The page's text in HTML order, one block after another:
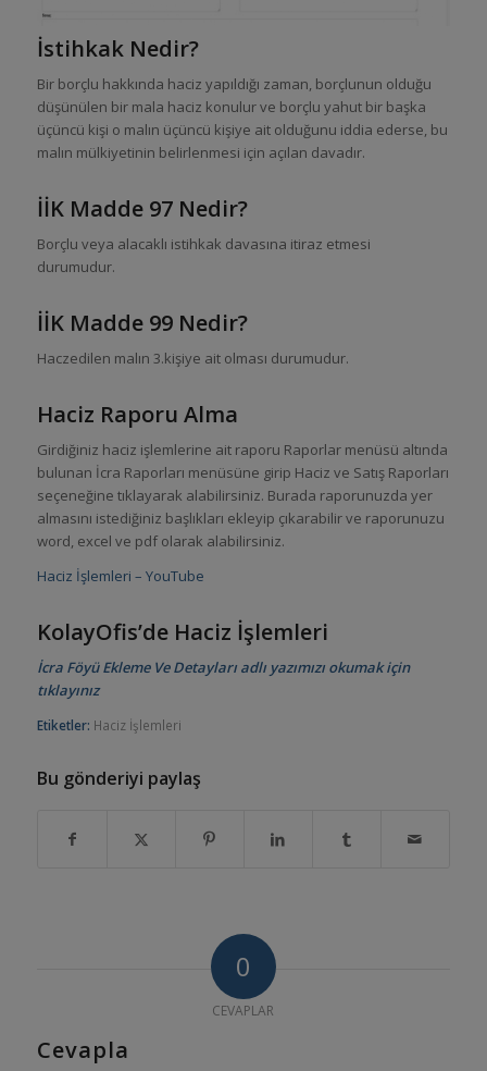
İstihkak Nedir?
Bir borçlu hakkında haciz yapıldığı zaman, borçlunun olduğu
düşünülen bir mala haciz konulur ve borçlu yahut bir başka
üçüncü kişi o malın üçüncü kişiye ait olduğunu iddia ederse, bu
malın mülkiyetinin belirlenmesi için açılan davadır.
İİK Madde 97 Nedir?
Borçlu veya alacaklı istihkak davasına itiraz etmesi
durumudur.
İİK Madde 99 Nedir?
Haczedilen malın 3.kişiye ait olması durumudur.
Haciz Raporu Alma
Girdiğiniz haciz işlemlerine ait raporu Raporlar menüsü altında
bulunan İcra Raporları menüsüne girip Haciz ve Satış Raporları
seçeneğine tıklayarak alabilirsiniz. Burada raporunuzda yer
almasını istediğiniz başlıkları ekleyip çıkarabilir ve raporunuzu
word, excel ve pdf olarak alabilirsiniz.
Haciz İşlemleri – YouTube
KolayOfis’de Haciz İşlemleri
İcra Föyü Ekleme Ve Detayları adlı yazımızı okumak için
tıklayınız
Etiketler: Haciz İşlemleri
Bu gönderiyi paylaş
0
CEVAPLAR
Cevapla